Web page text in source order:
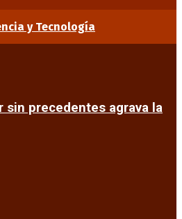
y Tecnología
sin precedentes agrava la